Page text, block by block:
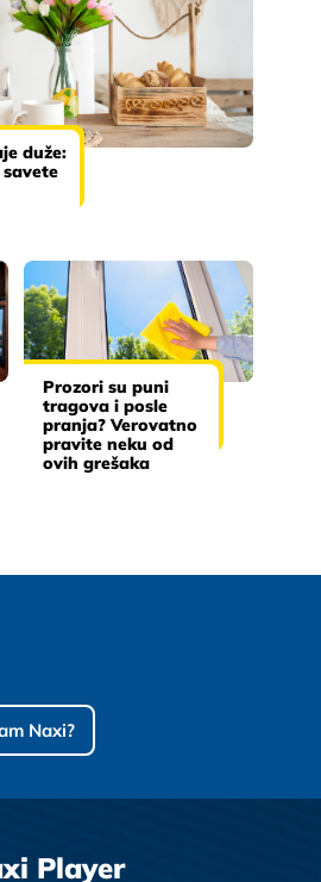
duže:
Prozori su puni
tragova i posle
pranja? Verovatno
pravite neku od
ovih grešaka
Naxi?
Player